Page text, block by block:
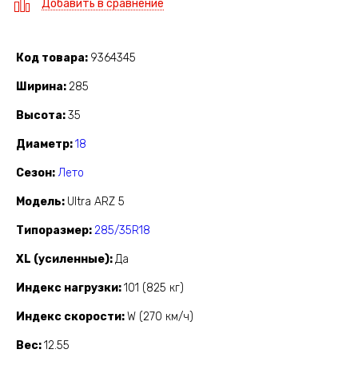
Добавить в сравнение
Код товара 9364345
Ширина 285
Высота 35
Диаметр 18
Сезон Лето
Модель Ultra ARZ 5
Типоразмер 285/35R18
XL (усиленные) Да
Индекс нагрузки 101 (825 кг)
Индекс скорости W (270 км/ч)
Вес 12.55